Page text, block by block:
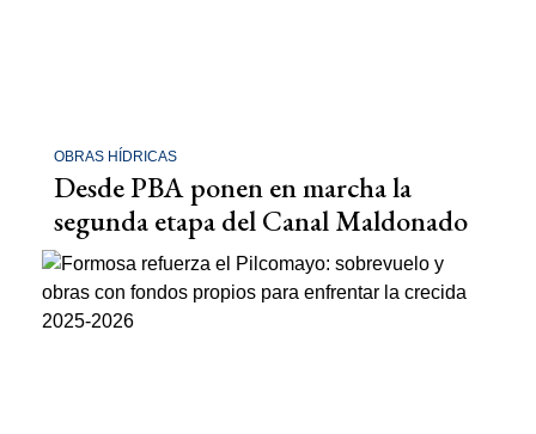
OBRAS HÍDRICAS
Desde PBA ponen en marcha la
segunda etapa del Canal Maldonado